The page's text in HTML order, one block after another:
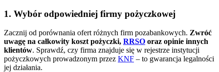
1. Wybór odpowiedniej firmy pożyczkowej
Zacznij od porównania ofert różnych firm pozabankowych. Zwróć
uwagę na całkowity koszt pożyczki, RRSO oraz opinie innych
klientów. Sprawdź, czy firma znajduje się w rejestrze instytucji
pożyczkowych prowadzonym przez KNF – to gwarancja legalności
jej działania.